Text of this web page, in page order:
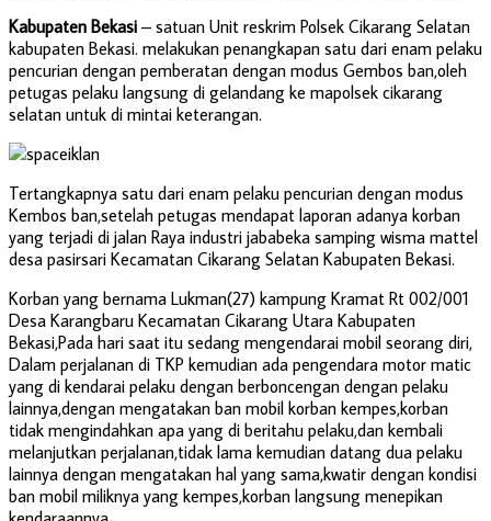
Kabupaten Bekasi – satuan Unit reskrim Polsek Cikarang Selatan
kabupaten Bekasi. melakukan penangkapan satu dari enam pelaku
pencurian dengan pemberatan dengan modus Gembos ban,oleh
petugas pelaku langsung di gelandang ke mapolsek cikarang
selatan untuk di mintai keterangan.
Tertangkapnya satu dari enam pelaku pencurian dengan modus
Kembos ban,setelah petugas mendapat laporan adanya korban
yang terjadi di jalan Raya industri jababeka samping wisma mattel
desa pasirsari Kecamatan Cikarang Selatan Kabupaten Bekasi.
Korban yang bernama Lukman(27) kampung Kramat Rt 002/001
Desa Karangbaru Kecamatan Cikarang Utara Kabupaten
Bekasi,Pada hari saat itu sedang mengendarai mobil seorang diri,
Dalam perjalanan di TKP kemudian ada pengendara motor matic
yang di kendarai pelaku dengan berboncengan dengan pelaku
lainnya,dengan mengatakan ban mobil korban kempes,korban
tidak mengindahkan apa yang di beritahu pelaku,dan kembali
melanjutkan perjalanan,tidak lama kemudian datang dua pelaku
lainnya dengan mengatakan hal yang sama,kwatir dengan kondisi
ban mobil miliknya yang kempes,korban langsung menepikan